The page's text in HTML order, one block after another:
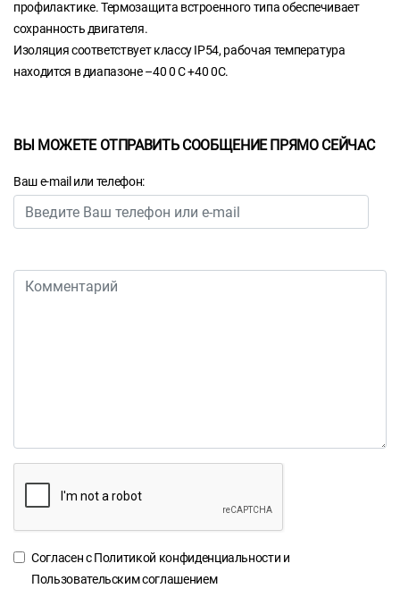
профилактике. Термозащита встроенного типа обеспечивает
сохранность двигателя.
Изоляция соответствует классу IP54, рабочая температура
находится в диапазоне –40 0 С +40 0С.
ВЫ МОЖЕТЕ ОТПРАВИТЬ СООБЩЕНИЕ ПРЯМО СЕЙЧАС
Ваш e-mail или телефон:
Согласен сПолитикой конфиденциальности и
Пользовательским соглашением